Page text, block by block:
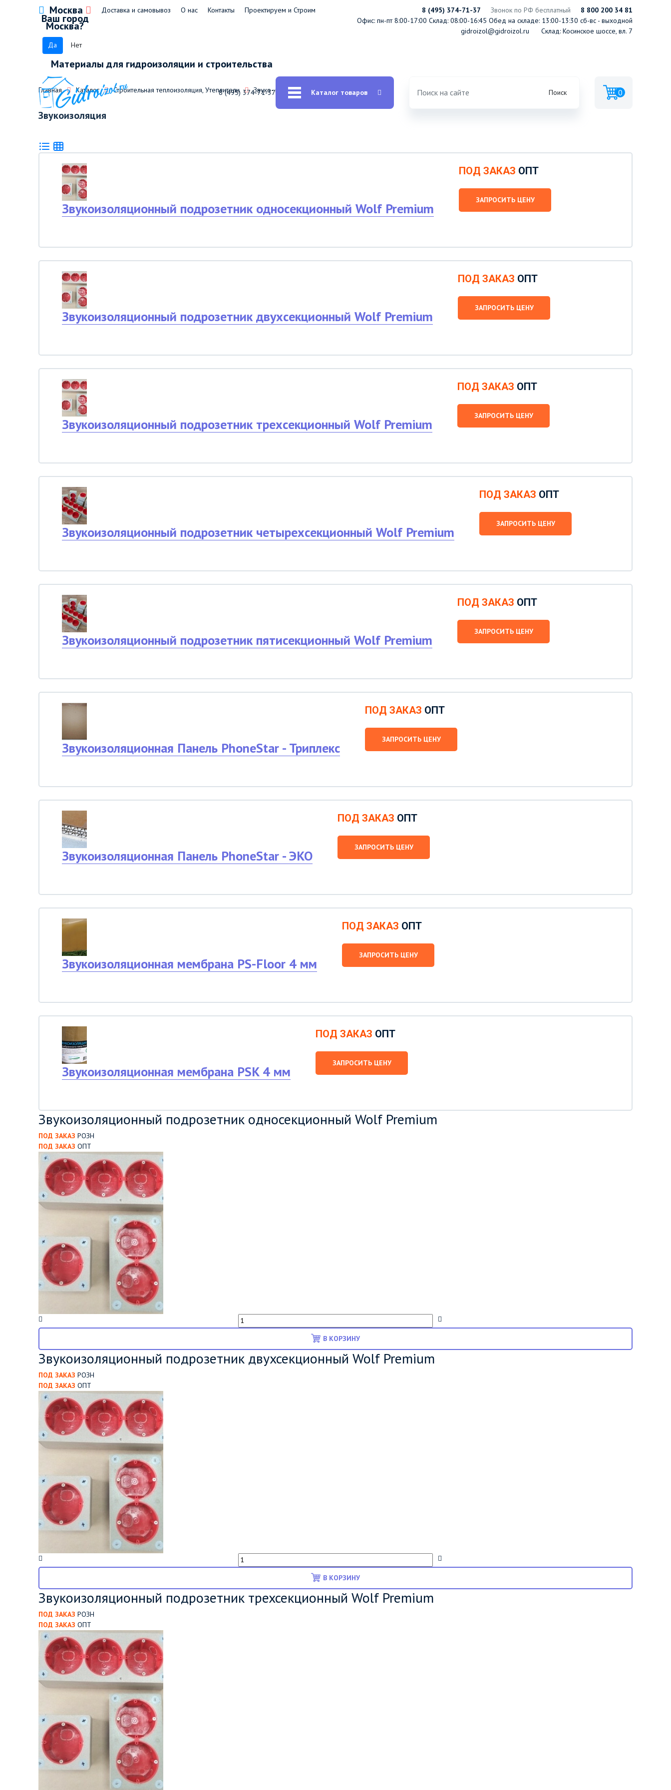
Москва
Ваш город
Москва?
Да Нет
Доставка и самовывоз О нас Контакты Проектируем и Строим
Материалы для гидроизоляции и строительства
8 (495) 374-71-37 Звонок по РФ бесплатный
8 800 200 34 81
Офис: пн-пт 8:00-17:00 Склад: 08:00-16:45 Обед на складе: 13:00-13:30 сб-вс - выходной
gidroizol@gidroizol.ru
Склад: Косинское шоссе, вл. 7
8 (495) 374-71-37 Каталог товаров Поиск 0
Главная Каталог Строительная теплоизоляция, Утеплители Звуко- виброизоляция
Звукоизоляция
Звукоизоляционный подрозетник односекционный Wolf Premium
ПОД ЗАКАЗ ОПТ
ЗАПРОСИТЬ ЦЕНУ
Звукоизоляционный подрозетник двухсекционный Wolf Premium
ПОД ЗАКАЗ ОПТ
ЗАПРОСИТЬ ЦЕНУ
Звукоизоляционный подрозетник трехсекционный Wolf Premium
ПОД ЗАКАЗ ОПТ
ЗАПРОСИТЬ ЦЕНУ
Звукоизоляционный подрозетник четырехсекционный Wolf Premium
ПОД ЗАКАЗ ОПТ
ЗАПРОСИТЬ ЦЕНУ
Звукоизоляционный подрозетник пятисекционный Wolf Premium
ПОД ЗАКАЗ ОПТ
ЗАПРОСИТЬ ЦЕНУ
Звукоизоляционная Панель PhoneStar - Триплекс
ПОД ЗАКАЗ ОПТ
ЗАПРОСИТЬ ЦЕНУ
Звукоизоляционная Панель PhoneStar - ЭКО
ПОД ЗАКАЗ ОПТ
ЗАПРОСИТЬ ЦЕНУ
Звукоизоляционная мембрана PS-Floor 4 мм
ПОД ЗАКАЗ ОПТ
ЗАПРОСИТЬ ЦЕНУ
Звукоизоляционная мембрана PSK 4 мм
ПОД ЗАКАЗ ОПТ
ЗАПРОСИТЬ ЦЕНУ
Звукоизоляционный подрозетник односекционный Wolf Premium
ПОД ЗАКАЗ РОЗН
ПОД ЗАКАЗ ОПТ
В КОРЗИНУ
Звукоизоляционный подрозетник двухсекционный Wolf Premium
ПОД ЗАКАЗ РОЗН
ПОД ЗАКАЗ ОПТ
В КОРЗИНУ
Звукоизоляционный подрозетник трехсекционный Wolf Premium
ПОД ЗАКАЗ РОЗН
ПОД ЗАКАЗ ОПТ